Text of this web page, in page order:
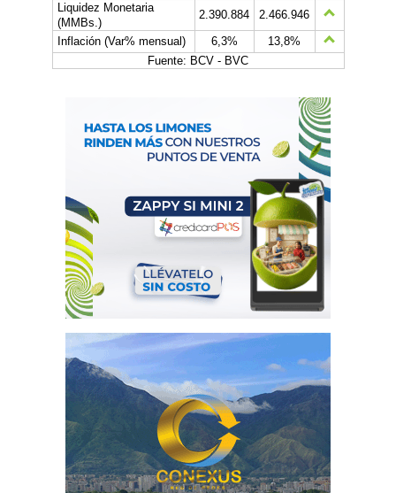
Liquidez Monetaria
(MMBs.)
2.390.884
2.466.946
Inflación (Var% mensual)
6,3%
13,8%
Fuente: BCV - BVC